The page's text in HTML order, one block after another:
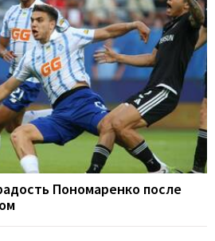
Пономаренко после